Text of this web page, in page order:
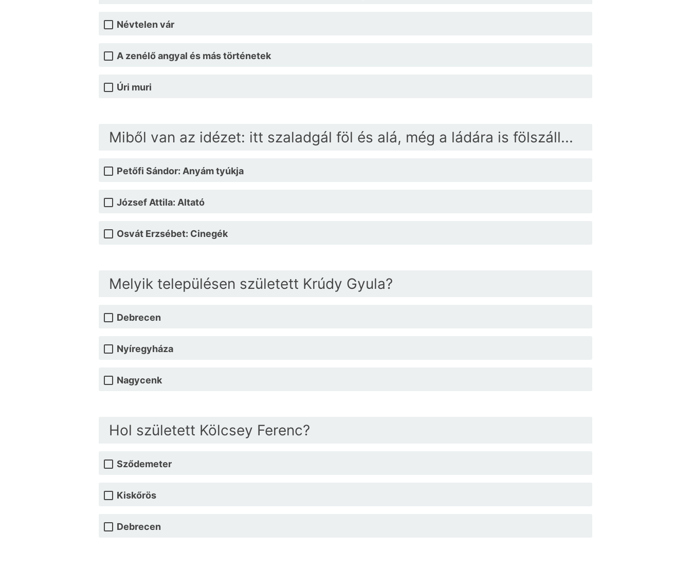
Névtelen vár
A zenélő angyal és más történetek
Úri muri
Miből van az idézet: itt szaladgál föl és alá, még a ládára is fölszáll...
Petőfi Sándor: Anyám tyúkja
József Attila: Altató
Osvát Erzsébet: Cinegék
Melyik településen született Krúdy Gyula?
Debrecen
Nyíregyháza
Nagycenk
Hol született Kölcsey Ferenc?
Sződemeter
Kiskőrös
Debrecen